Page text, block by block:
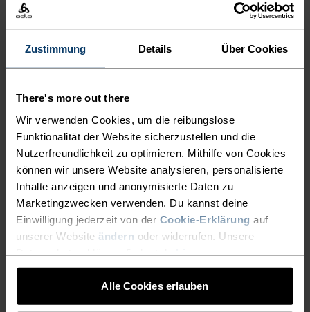
Zustimmung Details Über Cookies
There's more out there
Wir verwenden Cookies, um die reibungslose
Funktionalität der Website sicherzustellen und die
Nutzerfreundlichkeit zu optimieren. Mithilfe von Cookies
können wir unsere Website analysieren, personalisierte
Inhalte anzeigen und anonymisierte Daten zu
Marketingzwecken verwenden. Du kannst deine
Einwilligung jederzeit von der Cookie-Erklärung auf
unserer Website ändern oder widerrufen. Unsere
Alle Cookies erlauben
%
Half-Zip
CHF 41.95CHF 60.00
Full-Zip
CHF 69.95CHF 100.00
% % %
Rigi Kids Mid Layer Half-
Zip
CHF 34.95CHF 50.00
% %
Berra Kids Graphic Mid
Layer Half-Zip
CHF 45.45CHF 65.00
-30%
Warm
Kids High Pile Mid Layer
CHF 69.95CHF 100.00
-30%
Warm
Roy Kids Stripe Mid Layer
Half-Zip
CHF 34.95CHF 50.00
-30%
-30%